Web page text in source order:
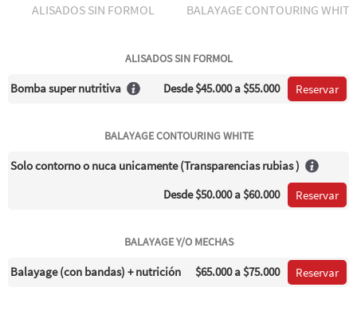
ALISADOS SIN FORMOL BALAYAGE CONTOURING WHITE
ALISADOS SIN FORMOL
Bomba super nutritiva Desde$45.000a $55.000 Reservar
BALAYAGE CONTOURING WHITE
Solo contorno o nuca unicamente (Transparencias rubias )
Desde$50.000a $60.000 Reservar
BALAYAGE Y/O MECHAS
Balayage (con bandas) + nutrición $65.000a $75.000 Reservar